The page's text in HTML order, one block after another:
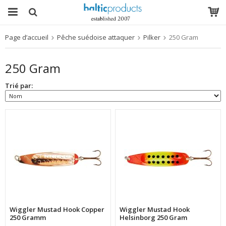
Page d’accueil Pêche suédoise attaquer Pilker 250 Gram
250 Gram
Trié par:
Wiggler Mustad Hook Copper
250 Gramm
Wiggler Mustad Hook
Helsinborg 250 Gram